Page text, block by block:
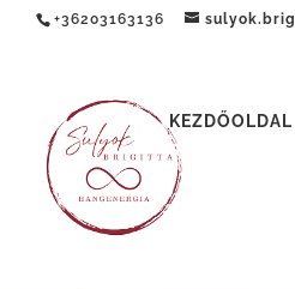
+36203163136
KEZDŐOLDAL